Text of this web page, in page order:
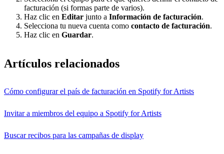
facturación (si formas parte de varios).
Haz clic en Editar junto a Información de facturación.
Selecciona tu nueva cuenta como contacto de facturación.
Haz clic en Guardar.
Artículos relacionados
Cómo configurar el país de facturación en Spotify for Artists
Invitar a miembros del equipo a Spotify for Artists
Buscar recibos para las campañas de display